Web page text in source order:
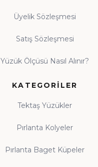
Üyelik Sözleşmesi
Satış Sözleşmesi
Yüzük Ölçüsü Nasıl Alınır?
KATEGORILER
Tektaş Yüzükler
Pırlanta Kolyeler
Pırlanta Baget Küpeler